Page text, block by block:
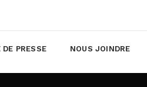
PRESSE NOUS JOINDRE